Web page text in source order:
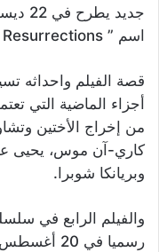
جديد
اسم ” The Matrix Resurrections”.
قصة الفيلم واحداثه
أجزاء الماضية التي
من إخراج الأختين
كاري-آن موس، يحيى
وبريانكا شوبرا.
والفيلم الرابع في